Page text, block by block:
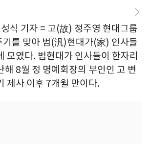
식 기자 = 고(故) 정주영 현대그룹
기를 맞아 범(汎)현대가(家) 인사들
모였다. 범현대가 인사들이 한자리
해 8월 정 명예회장의 부인인 고 변
제사 이후 7개월 만이다.